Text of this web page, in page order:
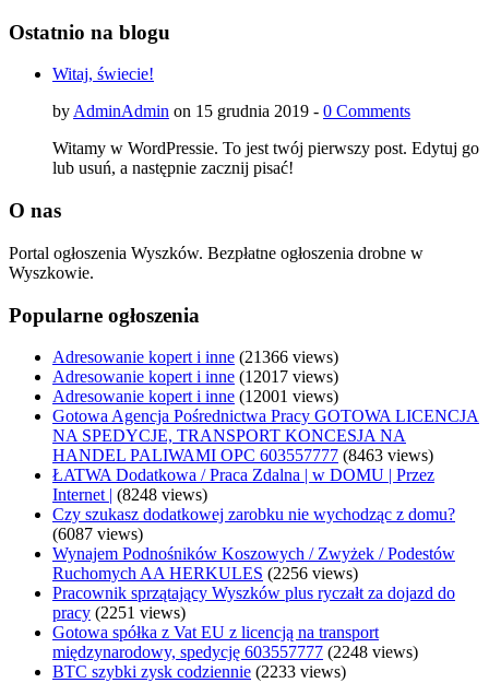
Ostatnio na blogu
Witaj, świecie!
by AdminAdmin on 15 grudnia 2019 - 0 Comments
Witamy w WordPressie. To jest twój pierwszy post. Edytuj go
lub usuń, a następnie zacznij pisać!
O nas
Portal ogłoszenia Wyszków. Bezpłatne ogłoszenia drobne w
Wyszkowie.
Popularne ogłoszenia
Adresowanie kopert i inne (21366 views)
Adresowanie kopert i inne (12017 views)
Adresowanie kopert i inne (12001 views)
Gotowa Agencja Pośrednictwa Pracy GOTOWA LICENCJA
NA SPEDYCJE, TRANSPORT KONCESJA NA
HANDEL PALIWAMI OPC 603557777 (8463 views)
ŁATWA Dodatkowa / Praca Zdalna | w DOMU | Przez
Internet | (8248 views)
Czy szukasz dodatkowej zarobku nie wychodząc z domu?
(6087 views)
Wynajem Podnośników Koszowych / Zwyżek / Podestów
Ruchomych AA HERKULES (2256 views)
Pracownik sprzątający Wyszków plus ryczałt za dojazd do
pracy (2251 views)
Gotowa spółka z Vat EU z licencją na transport
międzynarodowy, spedycję 603557777 (2248 views)
BTC szybki zysk codziennie (2233 views)